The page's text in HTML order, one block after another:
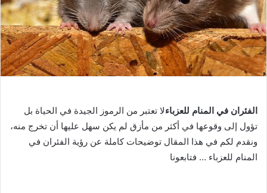
الفئران في المنام للعزباءلا تعتبر من الرموز الجيدة في الحياة بل
تؤول إلى وقوعها في أكثر من مأزق لم يكن سهل عليها أن تخرج منه،
ونقدم لكم في هذا المقال توضيحات كاملة عن رؤية الفئران في
المنام للعزباء … فتابعونا